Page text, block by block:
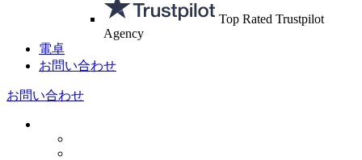
Top Rated Trustpilot
Agency
電卓
お問い合わせ
お問い合わせ